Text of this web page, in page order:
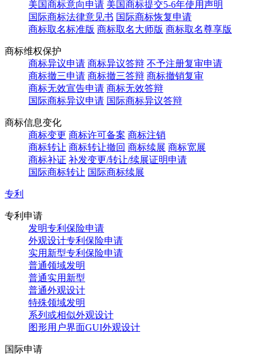
美国商标意向申请 美国商标提交5-6年使用声明
国际商标法律意见书 国际商标恢复申请
商标取名标准版 商标取名大师版 商标取名尊享版
商标维权保护
商标异议申请 商标异议答辩 不予注册复审申请
商标撤三申请 商标撤三答辩 商标撤销复审
商标无效宣告申请 商标无效答辩
国际商标异议申请 国际商标异议答辩
商标信息变化
商标变更 商标许可备案 商标注销
商标转让 商标转让撤回 商标续展 商标宽展
商标补证 补发变更/转让/续展证明申请
国际商标转让 国际商标续展
专利
专利申请
发明专利保险申请
外观设计专利保险申请
实用新型专利保险申请
普通领域发明
普通实用新型
普通外观设计
特殊领域发明
系列或相似外观设计
图形用户界面GUI外观设计
国际申请